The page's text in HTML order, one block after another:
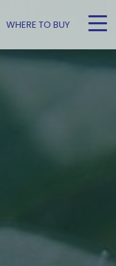
WHERE TO BUY